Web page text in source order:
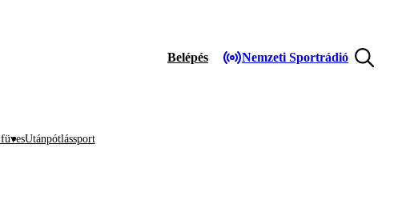
Belépés Nemzeti Sportrádió
Utánpótlássport